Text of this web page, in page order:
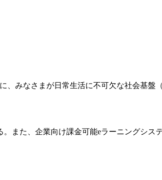
、みなさまが日常生活に不可欠な社会基盤
また、企業向け課金可能eラーニングシス